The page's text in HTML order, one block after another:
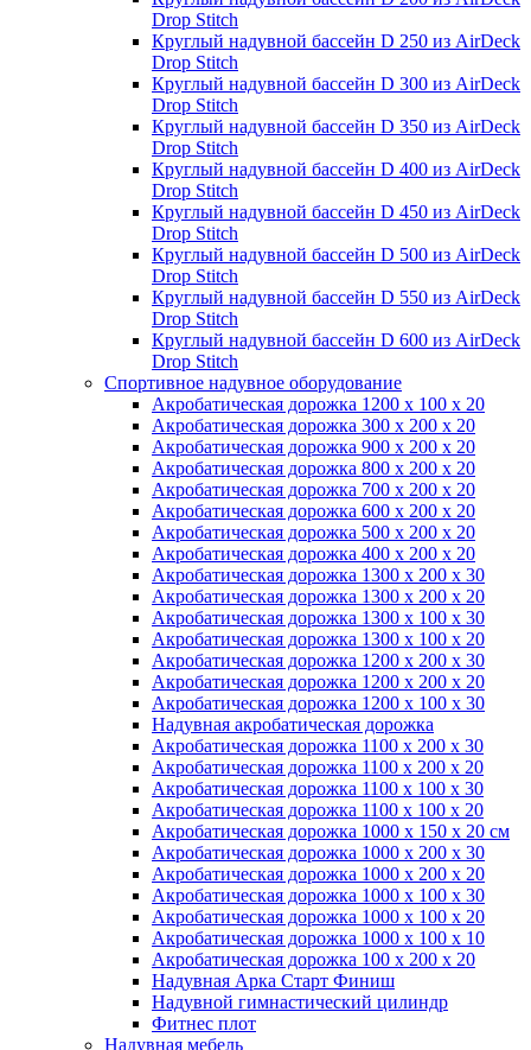
Drop Stitch
Круглый надувной бассейн D 250 из AirDeck
Drop Stitch
Круглый надувной бассейн D 300 из AirDeck
Drop Stitch
Круглый надувной бассейн D 350 из AirDeck
Drop Stitch
Круглый надувной бассейн D 400 из AirDeck
Drop Stitch
Круглый надувной бассейн D 450 из AirDeck
Drop Stitch
Круглый надувной бассейн D 500 из AirDeck
Drop Stitch
Круглый надувной бассейн D 550 из AirDeck
Drop Stitch
Круглый надувной бассейн D 600 из AirDeck
Drop Stitch
Спортивное надувное оборудование
Акробатическая дорожка 1200 x 100 x 20
Акробатическая дорожка 300 x 200 x 20
Акробатическая дорожка 900 x 200 x 20
Акробатическая дорожка 800 x 200 x 20
Акробатическая дорожка 700 x 200 x 20
Акробатическая дорожка 600 x 200 x 20
Акробатическая дорожка 500 x 200 x 20
Акробатическая дорожка 400 x 200 x 20
Акробатическая дорожка 1300 x 200 x 30
Акробатическая дорожка 1300 x 200 x 20
Акробатическая дорожка 1300 x 100 x 30
Акробатическая дорожка 1300 x 100 x 20
Акробатическая дорожка 1200 x 200 x 30
Акробатическая дорожка 1200 x 200 x 20
Акробатическая дорожка 1200 x 100 x 30
Надувная акробатическая дорожка
Акробатическая дорожка 1100 x 200 x 30
Акробатическая дорожка 1100 x 200 x 20
Акробатическая дорожка 1100 x 100 x 30
Акробатическая дорожка 1100 x 100 x 20
Акробатическая дорожка 1000 x 150 x 20 см
Акробатическая дорожка 1000 x 200 x 30
Акробатическая дорожка 1000 x 200 x 20
Акробатическая дорожка 1000 x 100 x 30
Акробатическая дорожка 1000 x 100 x 20
Акробатическая дорожка 1000 x 100 x 10
Акробатическая дорожка 100 x 200 x 20
Надувная Арка Старт Финиш
Надувной гимнастический цилиндр
Фитнес плот
Надувная мебель